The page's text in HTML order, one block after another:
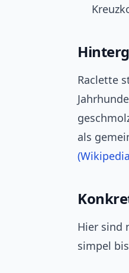
Raclette
als
Hier sind
simpel